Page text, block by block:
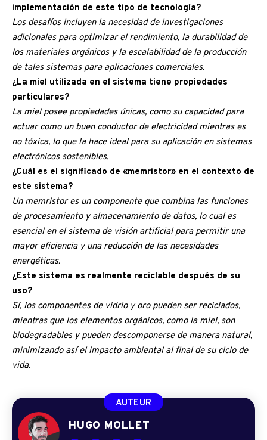
implementación de este tipo de tecnología?
Los desafíos incluyen la necesidad de investigaciones
adicionales para optimizar el rendimiento, la durabilidad de
los materiales orgánicos y la escalabilidad de la producción
de tales sistemas para aplicaciones comerciales.
¿La miel utilizada en el sistema tiene propiedades
particulares?
La miel posee propiedades únicas, como su capacidad para
actuar como un buen conductor de electricidad mientras es
no tóxica, lo que la hace ideal para su aplicación en sistemas
electrónicos sostenibles.
¿Cuál es el significado de «memristor» en el contexto de
este sistema?
Un memristor es un componente que combina las funciones
de procesamiento y almacenamiento de datos, lo cual es
esencial en el sistema de visión artificial para permitir una
mayor eficiencia y una reducción de las necesidades
energéticas.
¿Este sistema es realmente reciclable después de su
uso?
Sí, los componentes de vidrio y oro pueden ser reciclados,
mientras que los elementos orgánicos, como la miel, son
biodegradables y pueden descomponerse de manera natural,
minimizando así el impacto ambiental al final de su ciclo de
vida.
AUTEUR
HUGO MOLLET